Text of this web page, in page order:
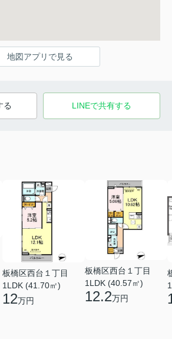
地図アプリで見る
る LINEで共有する
板橋区西台１丁目
1LDK (41.70㎡)
12万円
板橋区西台１丁目
1LDK (40.57㎡)
12.2万円